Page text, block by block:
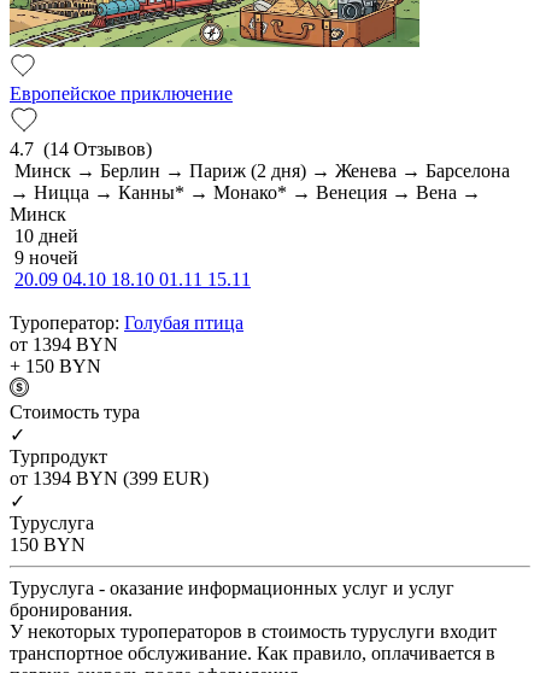
Европейское приключение
4.7 (14 Отзывов)
Минск → Берлин → Париж (2 дня) → Женева → Барселона
→ Ницца → Канны* → Монако* → Венеция → Вена →
Минск
10 дней
9 ночей
20.09 04.10 18.10 01.11 15.11
Туроператор: Голубая птица
от 1394 BYN
+ 150 BYN
Cтоимость тура
✓
Турпродукт
от 1394 BYN (399 EUR)
✓
Туруслуга
150 BYN
Туруслуга - оказание информационных услуг и услуг
бронирования.
У некоторых туроператоров в стоимость туруслуги входит
транспортное обслуживание. Как правило, оплачивается в